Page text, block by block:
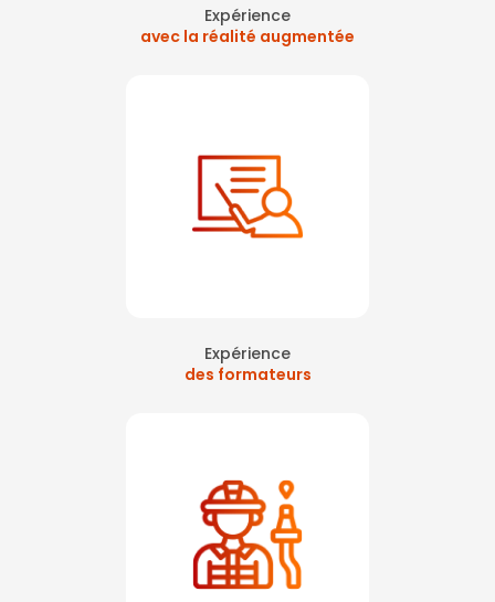
Expérience
avec la réalité augmentée
Expérience
des formateurs